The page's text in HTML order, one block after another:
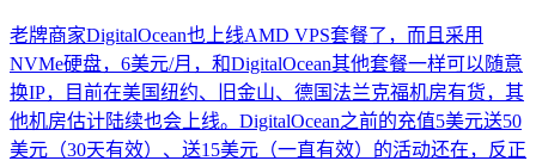
老牌商家DigitalOcean也上线AMD VPS套餐了，而且采用
NVMe硬盘，6美元/月，和DigitalOcean其他套餐一样可以随意
换IP，目前在美国纽约、旧金山、德国法兰克福机房有货，其
他机房估计陆续也会上线。DigitalOcean之前的充值5美元送50
美元（30天有效）、送15美元（一直有效）的活动还在，反正